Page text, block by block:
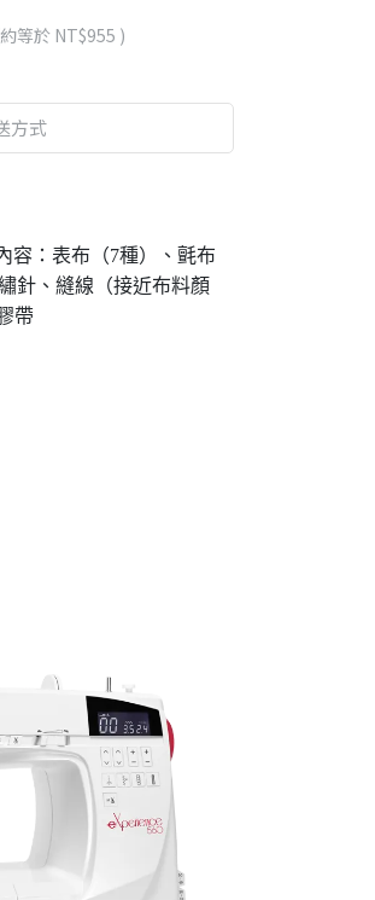
等於 NT$955 )
方式
容：表布（7種）、氈布
針、縫線（接近布料顏
帶